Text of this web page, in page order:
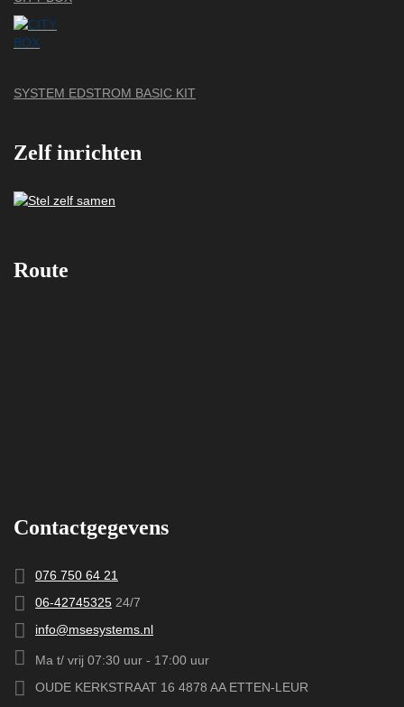
SYSTEM EDSTROM BASIC KIT
Zelf inrichten
Route
Contactgegevens
076 750 64 21
06-42745325 24/7
info@msesystems.nl
Ma t/ vrij 07:30 uur - 17:00 uur
OUDE KERKSTRAAT 16 4878 AA ETTEN-LEUR